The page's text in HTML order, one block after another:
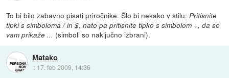
To bi bilo zabavno pisati priročnike. Šlo bi nekako v stilu:Pritisnite
tipki s simboloma / in $, nato pa pritisnite tipko s simbolom ÷, da se
vam prikaže ... (simboli so naključno izbrani).
Matako
:: 17. feb 2009, 14:36